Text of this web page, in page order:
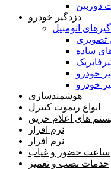
دوربین
دزدگیر خودرو
اتومبیل
تصویری
ساده
خودرو
خودرو
هوشمندسازی
انواع ریموت کنترل
های اعلام حریق
نرم افزار
نرم افزار
ساعت حضور و غیاب
خدمات نصب و تعمیر